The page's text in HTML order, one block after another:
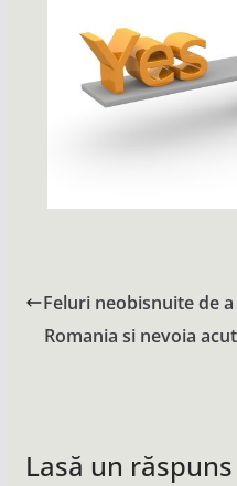
Feluri neobisnuite de
Romania si nevoia
Lasă un răspuns